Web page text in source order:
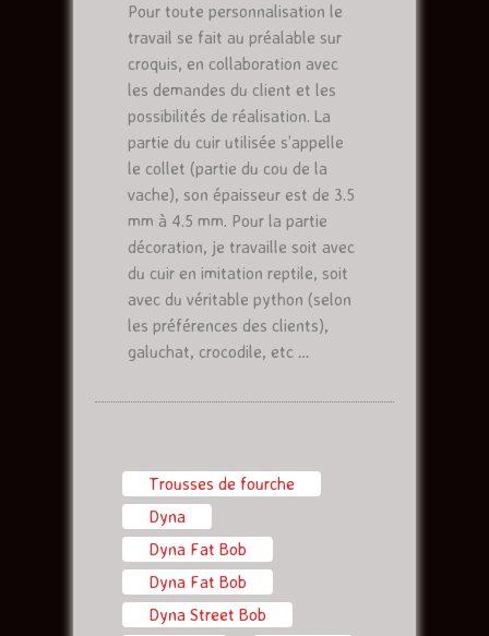
Pour toute personnalisation le
travail se fait au préalable sur
croquis, en collaboration avec
les demandes du client et les
possibilités de réalisation. La
partie du cuir utilisée s’appelle
le collet (partie du cou de la
vache), son épaisseur est de 3.5
mm à 4.5 mm. Pour la partie
décoration, je travaille soit avec
du cuir en imitation reptile, soit
avec du véritable python (selon
les préférences des clients),
galuchat, crocodile, etc …
Trousses de fourche
Dyna
Dyna Fat Bob
Dyna Fat Bob
Dyna Street Bob